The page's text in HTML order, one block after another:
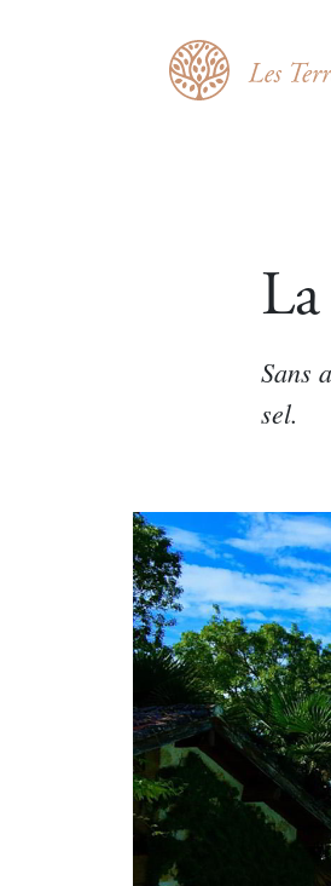
Sans
sel.